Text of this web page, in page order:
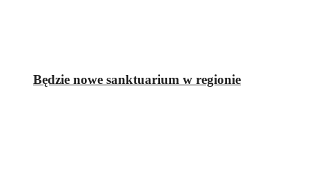
Będzie nowe sanktuarium w regionie